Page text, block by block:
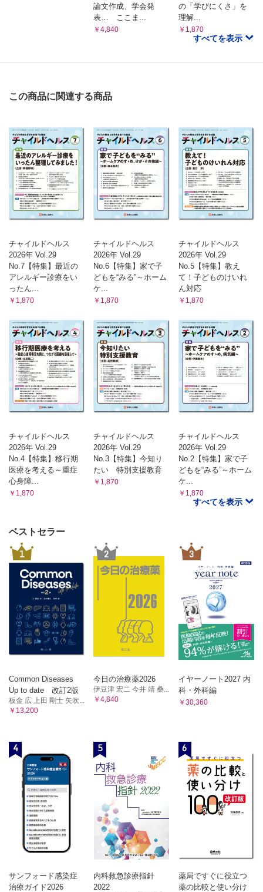
論文作成、学会発
表… ここま...
￥4,840
の「学びにくさ」を
理解...
￥1,870
すべてを表示
この商品に関連する商品
チャイルドヘルス
2026年 Vol.29
No.7【特集】最近の
アレルギー診療をい
ったん...
￥1,870
チャイルドヘルス
2026年 Vol.29
No.6【特集】家で子
どもを“みる”～ホーム
ケ...
￥1,870
チャイルドヘルス
2026年 Vol.29
No.5【特集】教え
て！子どものけいれ
ん対応
￥1,870
チャイルドヘルス
2026年 Vol.29
No.4【特集】移行期
医療を考える～重症
心身障...
￥1,870
チャイルドヘルス
2026年 Vol.29
No.3【特集】今知り
たい 特別支援教育
￥1,870
チャイルドヘルス
2026年 Vol.29
No.2【特集】家で子
どもを“みる”～ホーム
ケ...
￥1,870
すべてを表示
ベストセラー
1
Common Diseases
Up to date 改訂2版
板金 広 上田 剛士 矢吹...
￥13,200
2
今日の治療薬2026
伊豆津 宏二 今井 靖 桑...
￥4,840
3
イヤーノート2027 内
科・外科編
￥30,360
4
サンフォード感染症
治療ガイド2026
5
内科救急診療指針
2022
6
薬局ですぐに役立つ
薬の比較と使い分け